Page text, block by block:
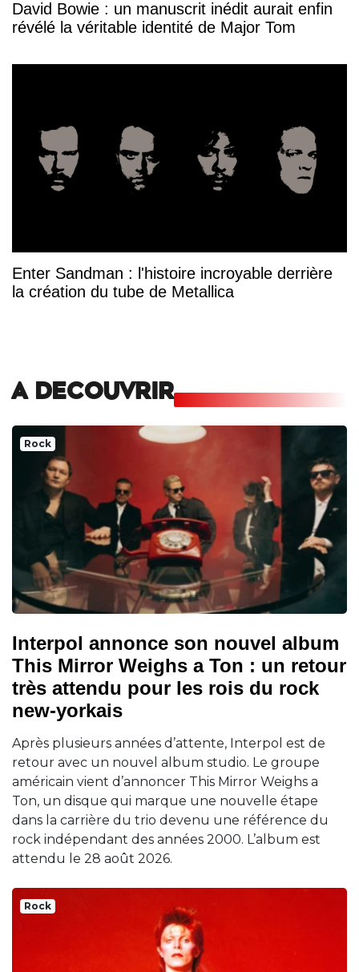
David Bowie : un manuscrit inédit aurait enfin
révélé la véritable identité de Major Tom
Enter Sandman : l'histoire incroyable derrière
la création du tube de Metallica
A DECOUVRIR
Rock
Interpol annonce son nouvel album
This Mirror Weighs a Ton : un retour
très attendu pour les rois du rock
new-yorkais
Après plusieurs années d’attente, Interpol est de
retour avec un nouvel album studio. Le groupe
américain vient d’annoncer This Mirror Weighs a
Ton, un disque qui marque une nouvelle étape
dans la carrière du trio devenu une référence du
rock indépendant des années 2000. L’album est
attendu le 28 août 2026.
Rock